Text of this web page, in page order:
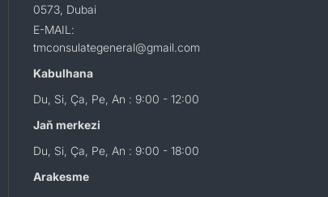
0573, Dubai
E-MAIL:
tmconsulategeneral@gmail.com
Kabulhana
Du, Si, Ça, Pe, An : 9:00 - 12:00
Jaň merkezi
Du, Si, Ça, Pe, An : 9:00 - 18:00
Arakesme